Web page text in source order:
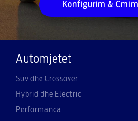
Konfigurim & Cmim
Automjetet
Suv dhe Crossover
Hybrid dhe Electric
Performanca